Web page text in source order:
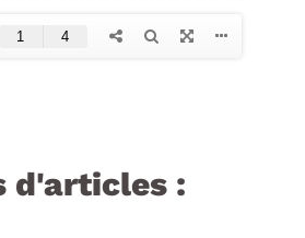
d'articles :